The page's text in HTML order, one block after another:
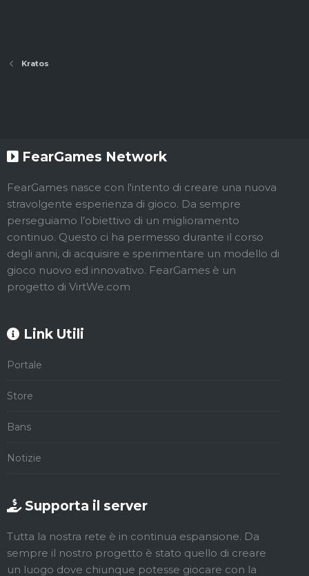
Kratos
FearGames Network
FearGames nasce con l'intento di creare una nuova
stravolgente esperienza di gioco. Da sempre
perseguiamo l’obiettivo di un miglioramento
continuo. Questo ci ha permesso durante il corso
degli anni, di acquisire e sperimentare un modello di
gioco nuovo ed innovativo. FearGames è un
progetto di VirtWe.com
Link Utili
Portale
Store
Bans
Notizie
Supporta il server
Tutta la nostra rete è in continua espansione. Da
sempre il nostro progetto è stato quello di creare
un luogo dove chiunque potesse giocare con la